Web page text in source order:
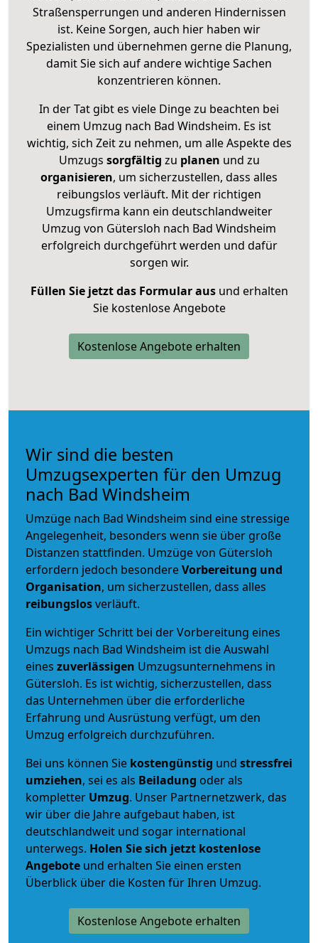
Straßensperrungen und anderen Hindernissen
ist. Keine Sorgen, auch hier haben wir
Spezialisten und übernehmen gerne die Planung,
damit Sie sich auf andere wichtige Sachen
konzentrieren können.
In der Tat gibt es viele Dinge zu beachten bei
einem Umzug nach Bad Windsheim. Es ist
wichtig, sich Zeit zu nehmen, um alle Aspekte des
Umzugs sorgfältig zu planen und zu
organisieren, um sicherzustellen, dass alles
reibungslos verläuft. Mit der richtigen
Umzugsfirma kann ein deutschlandweiter
Umzug von Gütersloh nach Bad Windsheim
erfolgreich durchgeführt werden und dafür
sorgen wir.
Füllen Sie jetzt das Formular ausund erhalten
Sie kostenlose Angebote
Kostenlose Angebote erhalten
Wir sind die besten
Umzugsexperten für den Umzug
nach Bad Windsheim
Umzüge nach Bad Windsheim sind eine stressige
Angelegenheit, besonders wenn sie über große
Distanzen stattfinden. Umzüge von Gütersloh
erfordern jedoch besondereVorbereitung und
Organisation, um sicherzustellen, dass alles
reibungslosverläuft.
Ein wichtiger Schritt bei der Vorbereitung eines
Umzugs nach Bad Windsheim ist die Auswahl
eines zuverlässigen Umzugsunternehmens in
Gütersloh. Es ist wichtig, sicherzustellen, dass
das Unternehmen über die erforderliche
Erfahrung und Ausrüstung verfügt, um den
Umzug erfolgreich durchzuführen.
Bei uns können Sie kostengünstig und stressfrei
umziehen, sei es als Beiladung oder als
kompletter Umzug. Unser Partnernetzwerk, das
wir über die Jahre aufgebaut haben, ist
deutschlandweit und sogar international
unterwegs. Holen Sie sich jetzt kostenlose
Angebote und erhalten Sie einen ersten
Überblick über die Kosten für Ihren Umzug.
Kostenlose Angebote erhalten